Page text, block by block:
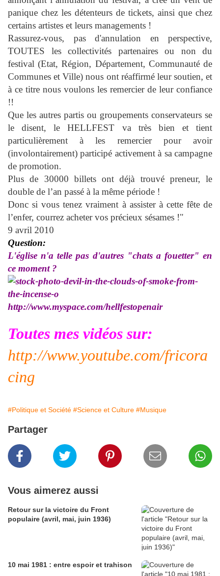
panique chez les détenteurs de tickets, ainsi que chez
certains artistes et leurs managements !
Rassurez-vous, pas d'annulation en perspective,
TOUTES les collectivités partenaires ou non du
festival (Etat, Région, Département, Communauté de
Communes et Ville) nous ont réaffirmé leur soutien, et
à ce titre nous voulons les remercier de leur confiance
!!
Que les autres partis ou groupements conservateurs se
le disent, le HELLFEST va très bien et tient
particulièrement à les remercier pour avoir
(involontairement) participé activement à sa campagne
de promotion.
Plus de 30000 billets ont déjà trouvé preneur, le
double de l’an passé à la même période !
Donc si vous tenez vraiment à assister à cette fête de
l’enfer, courrez acheter vos précieux sésames !"
9 avril 2010
Question:
L'église n'a telle pas d'autres "chats a fouetter" en
ce moment ?
http://www.myspace.com/hellfestopenair
Toutes mes vidéos sur:
http://www.youtube.com/fricora
cing
#Politique et Société #Science et Culture #Musique
Partager
Vous aimerez aussi
Retour sur la victoire du Front
populaire (avril, mai, juin 1936)
10 mai 1981 : entre espoir et trahison